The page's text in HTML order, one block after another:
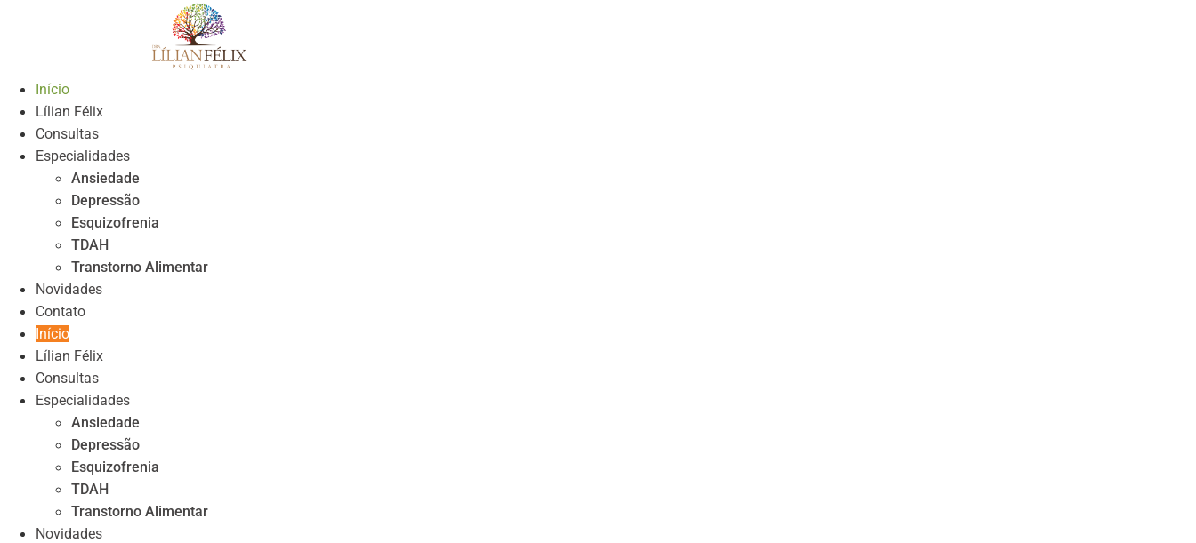
Início
Lílian Félix
Consultas
Especialidades
Ansiedade
Depressão
Esquizofrenia
TDAH
Transtorno Alimentar
Novidades
Contato
Início
Lílian Félix
Consultas
Especialidades
Ansiedade
Depressão
Esquizofrenia
TDAH
Transtorno Alimentar
Novidades